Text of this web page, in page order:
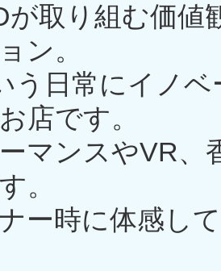
が取り組む価値
ン。
う日常にイノ
店です。
マンスやVR、
。
ー時に体感し